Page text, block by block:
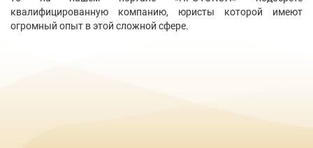
квалифицированную компанию, юристы которой имеют
огромный опыт в этой сложной сфере.